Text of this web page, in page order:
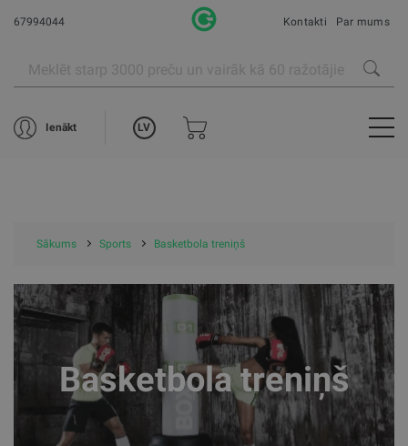
67994044 Kontakti Par mums
Ienākt LV
Sākums Sports Basketbola treniņš
Basketbola treniņš